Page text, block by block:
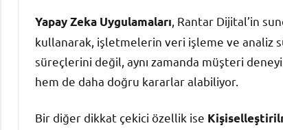
Yapay Zeka Uygulamaları , Rantar Dijital’in
kullanarak, işletmelerin veri işleme ve analiz
süreçlerini değil, aynı zamanda müşteri
hem de daha doğru kararlar alabiliyor.
Bir diğer dikkat çekici özellik ise